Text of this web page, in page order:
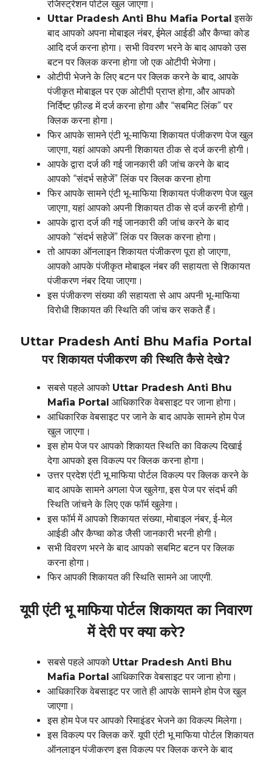
रजिस्ट्रेशन पोर्टल खुल जाएगा।
Uttar Pradesh Anti Bhu Mafia Portal इसके
बाद आपको अपना मोबाइल नंबर, ईमेल आईडी और कैप्चा कोड
आदि दर्ज करना होगा। सभी विवरण भरने के बाद आपको उस
बटन पर क्लिक करना होगा जो एक ओटीपी भेजेगा।
ओटीपी भेजने के लिए बटन पर क्लिक करने के बाद, आपके
पंजीकृत मोबाइल पर एक ओटीपी प्राप्त होगा, और आपको
निर्दिष्ट फ़ील्ड में दर्ज करना होगा और “सबमिट लिंक” पर
क्लिक करना होगा।
फिर आपके सामने एंटी भू-माफिया शिकायत पंजीकरण पेज खुल
जाएगा, यहां आपको अपनी शिकायत ठीक से दर्ज करनी होगी।
आपके द्वारा दर्ज की गई जानकारी की जांच करने के बाद
आपको “संदर्भ सहेजें” लिंक पर क्लिक करना होगा
फिर आपके सामने एंटी भू-माफिया शिकायत पंजीकरण पेज खुल
जाएगा, यहां आपको अपनी शिकायत ठीक से दर्ज करनी होगी।
आपके द्वारा दर्ज की गई जानकारी की जांच करने के बाद
आपको “संदर्भ सहेजें” लिंक पर क्लिक करना होगा।
तो आपका ऑनलाइन शिकायत पंजीकरण पूरा हो जाएगा,
आपको आपके पंजीकृत मोबाइल नंबर की सहायता से शिकायत
पंजीकरण नंबर दिया जाएगा।
इस पंजीकरण संख्या की सहायता से आप अपनी भू-माफिया
विरोधी शिकायत की स्थिति की जांच कर सकते हैं।
Uttar Pradesh Anti Bhu Mafia Portal
पर शिकायत पंजीकरण की स्थिति कैसे देखे?
सबसे पहले आपको Uttar Pradesh Anti Bhu
Mafia Portal आधिकारिक वेबसाइट पर जाना होगा।
आधिकारिक वेबसाइट पर जाने के बाद आपके सामने होम पेज
खुल जाएगा।
इस होम पेज पर आपको शिकायत स्थिति का विकल्प दिखाई
देगा आपको इस विकल्प पर क्लिक करना होगा।
उत्तर प्रदेश एंटी भू माफिया पोर्टल विकल्प पर क्लिक करने के
बाद आपके सामने अगला पेज खुलेगा, इस पेज पर संदर्भ की
स्थिति जांचने के लिए एक फॉर्म खुलेगा।
इस फॉर्म में आपको शिकायत संख्या, मोबाइल नंबर, ई-मेल
आईडी और कैप्चा कोड जैसी जानकारी भरनी होगी।
सभी विवरण भरने के बाद आपको सबमिट बटन पर क्लिक
करना होगा।
फिर आपकी शिकायत की स्थिति सामने आ जाएगी.
यूपी एंटी भू माफिया पोर्टल शिकायत का निवारण
में देरी पर क्या करे?
सबसे पहले आपको Uttar Pradesh Anti Bhu
Mafia Portal आधिकारिक वेबसाइट पर जाना होगा।
आधिकारिक वेबसाइट पर जाते ही आपके सामने होम पेज खुल
जाएगा।
इस होम पेज पर आपको रिमाइंडर भेजने का विकल्प मिलेगा।
इस विकल्प पर क्लिक करें. यूपी एंटी भू माफिया पोर्टल शिकायत
ऑनलाइन पंजीकरण इस विकल्प पर क्लिक करने के बाद